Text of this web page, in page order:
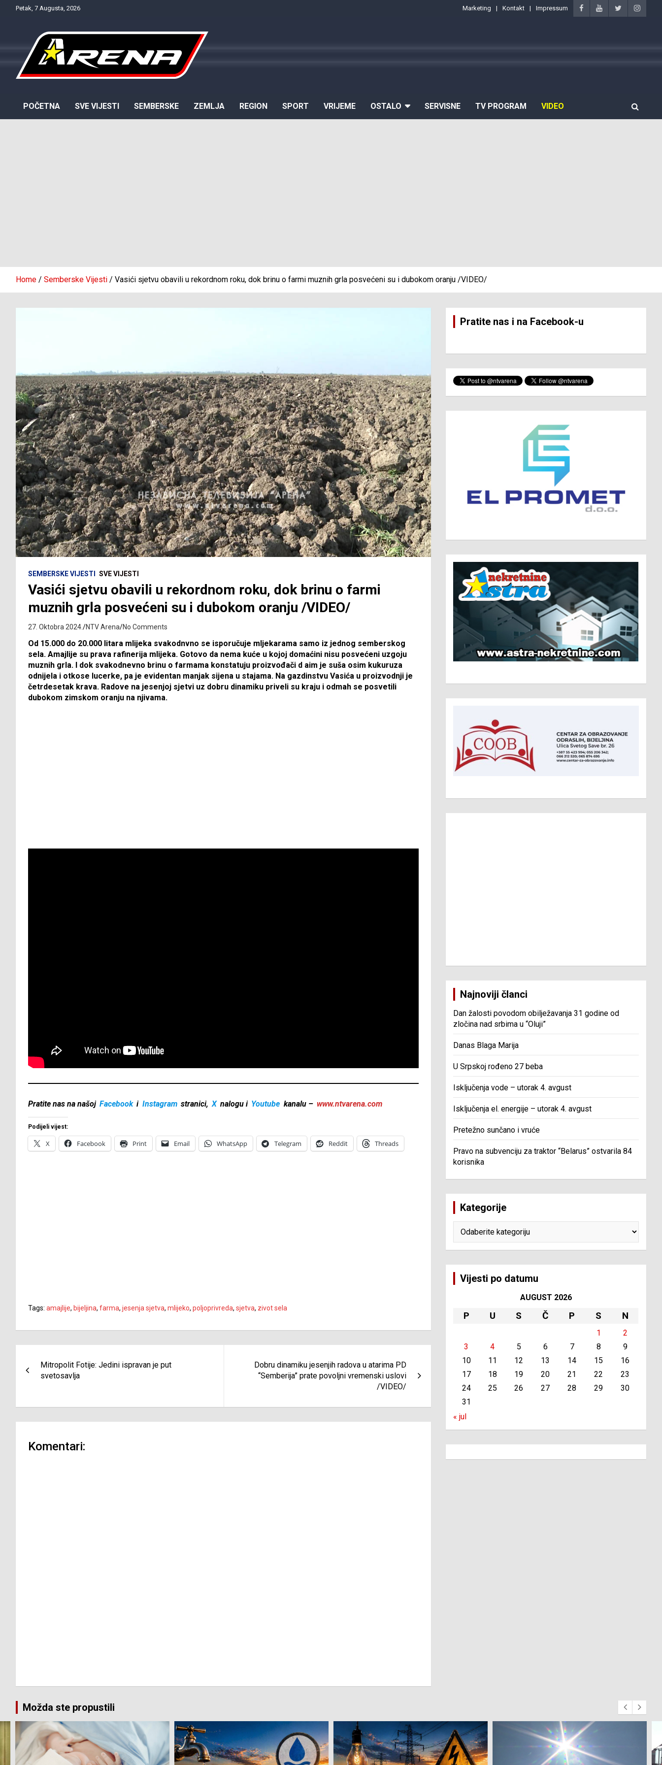
Petak, 7 Augusta, 2026 Marketing Kontakt Impressum
POČETNA SVE VIJESTI SEMBERSKE ZEMLJA REGION SPORT VRIJEME OSTALO SERVISNE TV PROGRAM VIDEO
Home Semberske Vijesti Vasići sjetvu obavili u rekordnom roku, dok brinu o farmi muznih grla posvećeni su i dubokom oranju /VIDEO/
SEMBERSKE VIJESTI SVE VIJESTI
Vasići sjetvu obavili u rekordnom roku, dok brinu o farmi
muznih grla posvećeni su i dubokom oranju /VIDEO/
27. Oktobra 2024. NTV Arena No Comments
Od 15.000 do 20.000 litara mlijeka svakodnvno se isporučuje mljekarama samo iz jednog semberskog
sela. Amajlije su prava rafinerija mlijeka. Gotovo da nema kuće u kojoj domaćini nisu posvećeni uzgoju
muznih grla. I dok svakodnevno brinu o farmama konstatuju proizvođači d aim je suša osim kukuruza
odnijela i otkose lucerke, pa je evidentan manjak sijena u stajama. Na gazdinstvu Vasića u proizvodnji je
četrdesetak krava. Radove na jesenjoj sjetvi uz dobru dinamiku priveli su kraju i odmah se posvetili
dubokom zimskom oranju na njivama.
Pratite nas na našoj Facebook i Instagram stranici, X nalogu i Youtube kanalu – www.ntvarena.com
Podijeli vijest:
X Facebook Print Email WhatsApp Telegram Reddit Threads
Tags: amajlije, bijeljina, farma, jesenja sjetva, mlijeko, poljoprivreda, sjetva, zivot sela
članaka
Mitropolit Fotije: Jedini ispravan je put
svetosavlja
Dobru dinamiku jesenjih radova u atarima PD
“Semberija” prate povoljni vremenski uslovi
/VIDEO/
Komentari:
Pratite nas i na Facebook-u
Najnoviji članci
Dan žalosti povodom obilježavanja 31 godine od
zločina nad srbima u “Oluji”
Danas Blaga Marija
U Srpskoj rođeno 27 beba
Isključenja vode – utorak 4. avgust
Isključenja el. energije – utorak 4. avgust
Pretežno sunčano i vruće
Pravo na subvenciju za traktor “Belarus” ostvarila 84
korisnika
Kategorije
Vijesti po datumu
AUGUST 2026
P U S Č P S N
1
2
3
4 5 6 7 8
9
10
11 12 13 14 15
16
17
18 19 20 21 22
23
24
25 26 27 28 29
30
31
« jul
Možda ste propustili